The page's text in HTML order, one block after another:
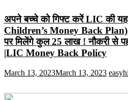
अपने बच्चे को गिफ्ट करें LIC की यह
Children’s Money Back
पर मिलेंगे कुल 25 लाख ! नौकरी से
|LIC Money Back Policy
March 13, 2023March 13, 2023